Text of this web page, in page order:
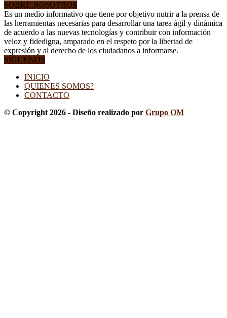
SOBRE NOSOTROS
Es un medio informativo que tiene por objetivo nutrir a la prensa de
las herramientas necesarias para desarrollar una tarea ágil y dinámica
de acuerdo a las nuevas tecnologías y contribuir con información
veloz y fidedigna, amparado en el respeto por la libertad de
expresión y al derecho de los ciudadanos a informarse.
SÍGUENOS
INICIO
QUIENES SOMOS?
CONTACTO
© Copyright 2026 - Diseño realizado por Grupo OM